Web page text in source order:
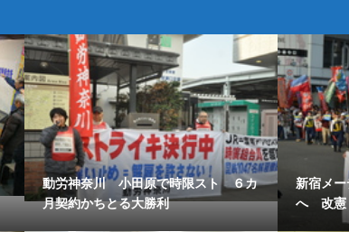
動労神奈川 小田原で時限スト ６カ
月契約かちとる大勝利
新宿メ
へ 改憲